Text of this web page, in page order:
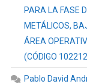
PARA LA FASE
METÁLICOS,
ÁREA
(CÓDIGO
Pablo David